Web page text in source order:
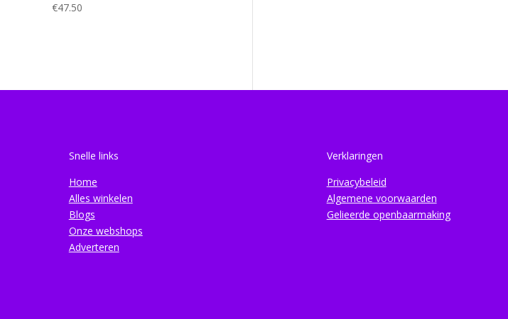
€47.50
Snelle links
Home
Alles winkelen
Blogs
Onze webshops
Adverteren
Verklaringen
Privacybeleid
Algemene voorwaarden
Gelieerde openbaarmaking